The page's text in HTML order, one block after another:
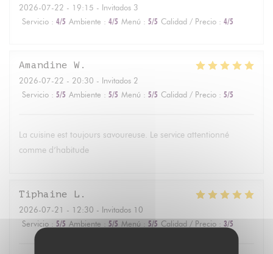
2026-07-22 - 19:15 - Invitados 3
Servicio : 4/5 Ambiente : 4/5 Menú : 5/5 Calidad / Precio : 4/5
Amandine W
2026-07-22 - 20:30 - Invitados 2
Servicio : 5/5 Ambiente : 5/5 Menú : 5/5 Calidad / Precio : 5/5
La cuisine est toujours savoureuse. Le service attentionné
comme d’habitude
Tiphaine L
2026-07-21 - 12:30 - Invitados 10
Servicio : 5/5 Ambiente : 5/5 Menú : 5/5 Calidad / Precio : 3/5